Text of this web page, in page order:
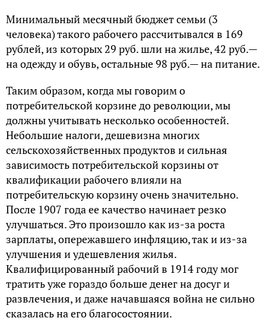
Минимальный месячный бюджет семьи (3
человека) такого рабочего рассчитывался в 169
рублей, из которых 29 руб. шли на жилье, 42 руб.—
на одежду и обувь, остальные 98 руб.— на питание.
Таким образом, когда мы говорим о
потребительской корзине до революции, мы
должны учитывать несколько особенностей.
Небольшие налоги, дешевизна многих
сельскохозяйственных продуктов и сильная
зависимость потребительской корзины от
квалификации рабочего влияли на
потребительскую корзину очень значительно.
После 1907 года ее качество начинает резко
улучшаться. Это произошло как из-за роста
зарплаты, опережавшего инфляцию, так и из-за
улучшения и удешевления жилья.
Квалифицированный рабочий в 1914 году мог
тратить уже гораздо больше денег на досуг и
развлечения, и даже начавшаяся война не сильно
сказалась на его благосостоянии.